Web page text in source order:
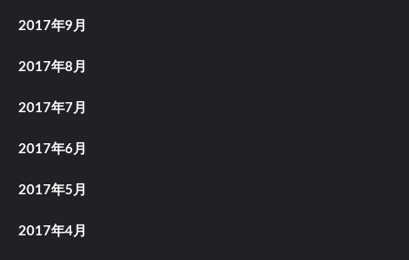
2017年9月
2017年8月
2017年7月
2017年6月
2017年5月
2017年4月